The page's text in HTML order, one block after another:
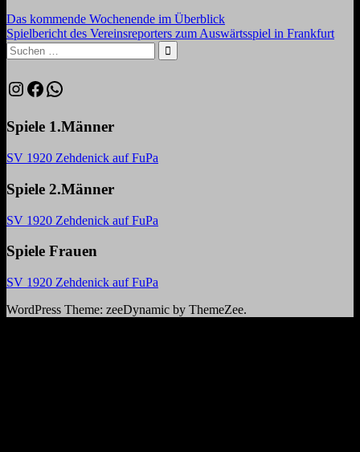
Beitragsnavigation
Vorheriger
Beitrag:
Das kommende Wochenende im Überblick
Nächster
Beitrag:
Spielbericht des Vereinsreporters zum Auswärtsspiel in Frankfurt
Suchen
nach:
Suchen
Instagram
Facebook
WhatsApp
Spiele 1.Männer
SV 1920 Zehdenick auf FuPa
Spiele 2.Männer
SV 1920 Zehdenick auf FuPa
Spiele Frauen
SV 1920 Zehdenick auf FuPa
WordPress Theme: zeeDynamic by ThemeZee.